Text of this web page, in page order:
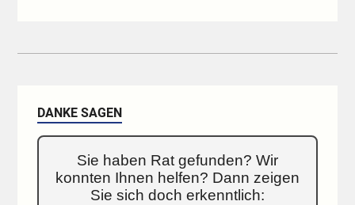
DANKE SAGEN
Sie haben Rat gefunden? Wir
konnten Ihnen helfen? Dann zeigen
Sie sich doch erkenntlich: